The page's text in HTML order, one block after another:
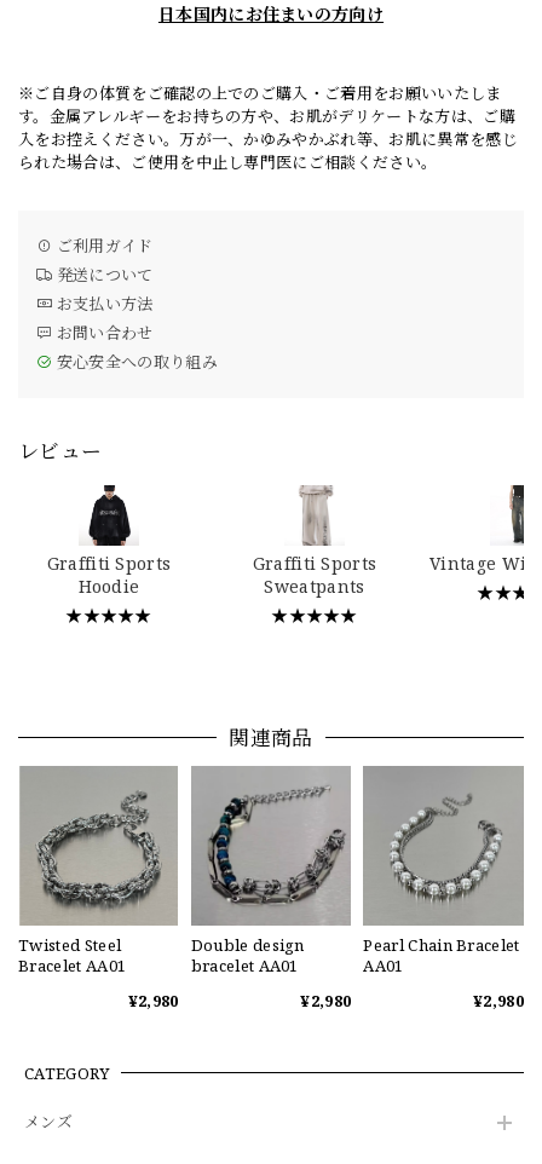
日本国内にお住まいの方向け
※ご自身の体質をご確認の上でのご購入・ご着用をお願いいたしま
す。金属アレルギーをお持ちの方や、お肌がデリケートな方は、ご購
入をお控えください。万が一、かゆみやかぶれ等、お肌に異常を感じ
られた場合は、ご使用を中止し専門医にご相談ください。
ご利用ガイド
発送について
お支払い方法
お問い合わせ
安心安全への取り組み
レビュー
Graffiti Sports
Hoodie
★★★★★
Graffiti Sports
Sweatpants
★★★★★
Vintage
関連商品
Twisted Steel
Bracelet AA01
¥2,980
Double design
bracelet AA01
¥2,980
Pearl Chain Bracelet
AA01
¥2,980
CATEGORY
メンズ